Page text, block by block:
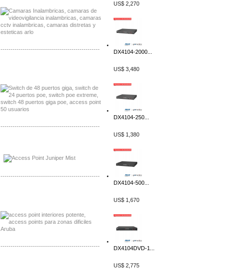
-------------------------------------------------
-------------------------------------------------
-------------------------------------------------
-------------------------------------------------
US$ 2,270
DX4104-2000...
US$ 3,480
DX4104-250...
US$ 1,380
DX4104-500...
US$ 1,670
DX4104DVD-1...
US$ 2,775